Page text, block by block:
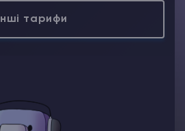
Інші тарифи